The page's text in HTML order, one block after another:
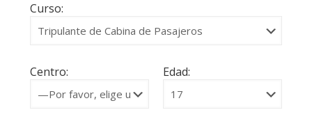
Curso:
Centro: Edad: